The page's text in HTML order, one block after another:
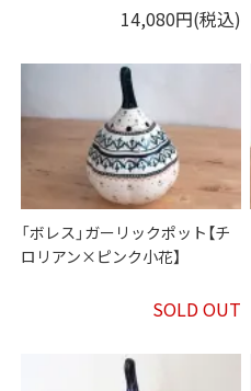
14,080円(税込)
「ボレス」ガーリックポット【チ
ロリアン×ピンク小花】
SOLD OUT